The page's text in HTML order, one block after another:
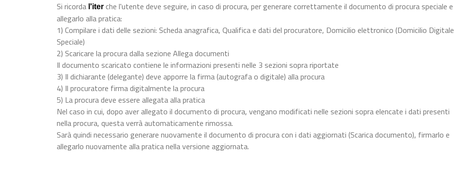
Si ricorda l'iter che l'utente deve seguire, in caso di procura, per generare correttamente il documento di procura speciale e
allegarlo alla pratica:
1) Compilare i dati delle sezioni: Scheda anagrafica, Qualifica e dati del procuratore, Domicilio elettronico (Domicilio Digitale
Speciale)
2) Scaricare la procura dalla sezione Allega documenti
Il documento scaricato contiene le informazioni presenti nelle 3 sezioni sopra riportate
3) Il dichiarante (delegante) deve apporre la firma (autografa o digitale) alla procura
4) Il procuratore firma digitalmente la procura
5) La procura deve essere allegata alla pratica
Nel caso in cui, dopo aver allegato il documento di procura, vengano modificati nelle sezioni sopra elencate i dati presenti
nella procura, questa verrà automaticamente rimossa.
Sarà quindi necessario generare nuovamente il documento di procura con i dati aggiornati (Scarica documento), firmarlo e
allegarlo nuovamente alla pratica nella versione aggiornata.